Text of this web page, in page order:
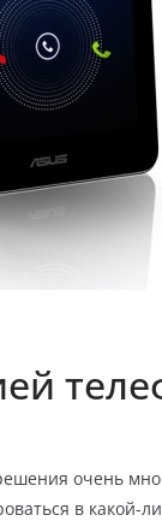
очень
в какой-